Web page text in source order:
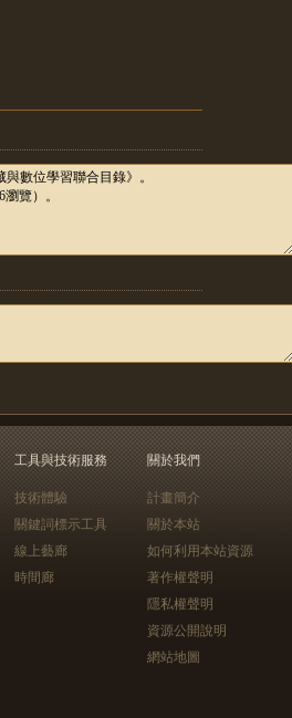
工具與技術服務
技術體驗
關鍵詞標示工具
線上藝廊
時間廊
關於我們
計畫簡介
關於本站
如何利用本站資源
著作權聲明
隱私權聲明
資源公開說明
網站地圖